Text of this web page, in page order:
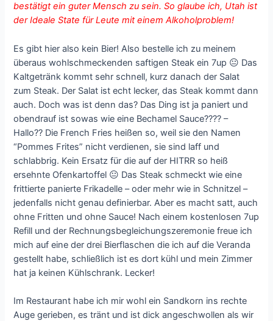
bestätigt ein guter Mensch zu sein. So glaube ich, Utah ist
der Ideale State für Leute mit einem Alkoholproblem!
Es gibt hier also kein Bier! Also bestelle ich zu meinem
überaus wohlschmeckenden saftigen Steak ein 7up 😐 Das
Kaltgetränk kommt sehr schnell, kurz danach der Salat
zum Steak. Der Salat ist echt lecker, das Steak kommt dann
auch. Doch was ist denn das? Das Ding ist ja paniert und
obendrauf ist sowas wie eine Bechamel Sauce???? –
Hallo?? Die French Fries heißen so, weil sie den Namen
“Pommes Frites” nicht verdienen, sie sind laff und
schlabbrig. Kein Ersatz für die auf der HITRR so heiß
ersehnte Ofenkartoffel 😐 Das Steak schmeckt wie eine
frittierte panierte Frikadelle – oder mehr wie in Schnitzel –
jedenfalls nicht genau definierbar. Aber es macht satt, auch
ohne Fritten und ohne Sauce! Nach einem kostenlosen 7up
Refill und der Rechnungsbegleichungszeremonie freue ich
mich auf eine der drei Bierflaschen die ich auf die Veranda
gestellt habe, schließlich ist es dort kühl und mein Zimmer
hat ja keinen Kühlschrank. Lecker!
Im Restaurant habe ich mir wohl ein Sandkorn ins rechte
Auge gerieben, es tränt und ist dick angeschwollen als wir